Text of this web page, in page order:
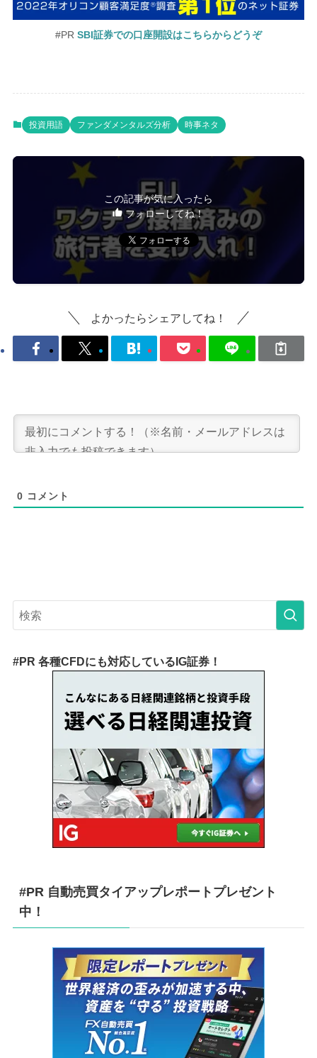
#PR SBI証券での口座開設はこちらからどうぞ
投資用語 ファンダメンタルズ分析 時事ネタ
この記事が気に入ったら
フォローしてね！
よかったらシェアしてね！
0 コメント
#PR 各種CFDにも対応しているIG証券！
#PR 自動売買タイアップレポートプレゼント
中！